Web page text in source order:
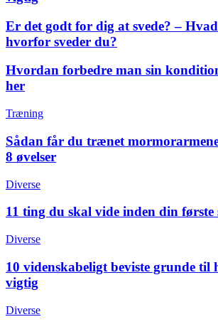
Er det godt for dig at svede? –
hvorfor sveder du?
Hvordan forbedre man sin
her
Træning
Sådan får du trænet
8 øvelser
Diverse
11 ting du skal vide inden din
Diverse
10 videnskabeligt beviste grunde til
vigtig
Diverse